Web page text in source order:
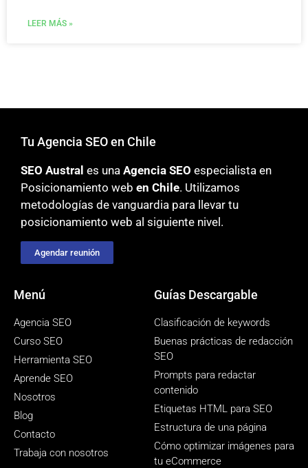
LEER MÁS »
Tu Agencia SEO en Chile
SEO Austral es una Agencia SEO especialista en
Posicionamiento web en Chile. Utilizamos
metodologías de vanguardia para llevar tu
posicionamiento web al siguiente nivel.
Agendar reunión
Menú
Agencia SEO
Curso SEO
Herramienta SEO
Aprende SEO
Nosotros
Blog
Contacto
Trabaja con nosotros
Guías Descargable
Clasificación de keywords
Buenas prácticas de redacción
SEO
Prompts para redactar
contenido
Etiquetas HTML para SEO
Estructura de una página
Cómo optimizar imágenes para
tu eCommerce